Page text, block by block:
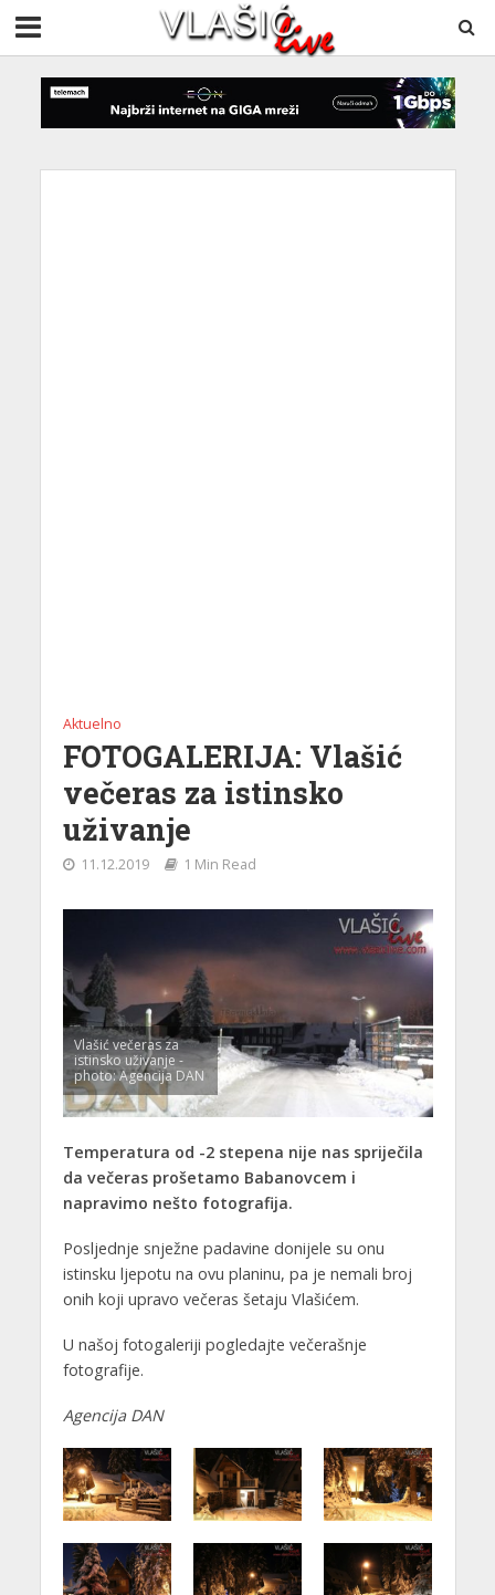
Aktuelno
FOTOGALERIJA: Vlašić
večeras za istinsko
uživanje
11.12.2019 1 Min Read
Vlašić večeras za
istinsko uživanje -
photo: Agencija DAN
Temperatura od -2 stepena nije nas spriječila
da večeras prošetamo Babanovcem i
napravimo nešto fotografija.
Posljednje snježne padavine donijele su onu
istinsku ljepotu na ovu planinu, pa je nemali broj
onih koji upravo večeras šetaju Vlašićem.
U našoj fotogaleriji pogledajte večerašnje
fotografije.
Agencija DAN